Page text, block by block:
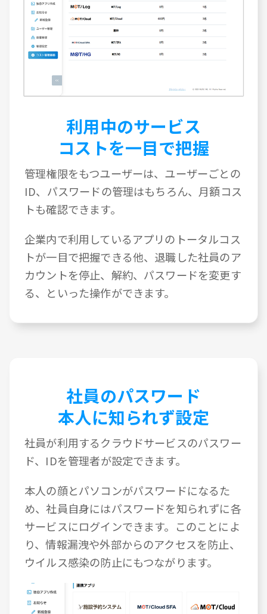
利用中のサービス
コストを一目で把握
管理権限をもつユーザーは、ユーザーごとの
ID、パスワードの管理はもちろん、月額コス
トも確認できます。
企業内で利用しているアプリのトータルコス
トが一目で把握できる他、退職した社員のア
カウントを停止、解約、パスワードを変更す
る、といった操作ができます。
社員のパスワード
本人に知られず設定
社員が利用するクラウドサービスのパスワー
ド、IDを管理者が設定できます。
本人の顔とパソコンがパスワードになるた
め、社員自身にはパスワードを知られずに各
サービスにログインできます。このことによ
り、情報漏洩や外部からのアクセスを防止、
ウイルス感染の防止にもつながります。